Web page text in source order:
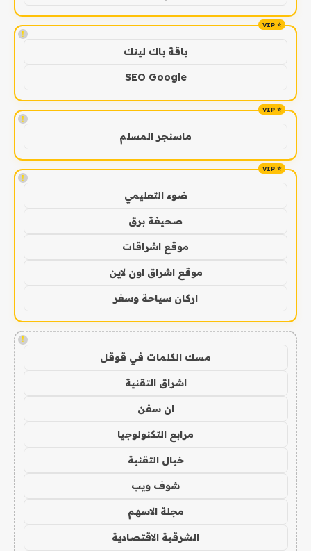
!
باقة باك لينك
SEO Google
!
ماسنجر المسلم
!
ضوء التعليمي
صحيفة برق
موقع اشراقات
موقع اشراق اون لاين
اركان سياحة وسفر
!
مسك الكلمات في قوقل
اشراق التقنية
ان سفن
مرابع التكنولوجيا
خيال التقنية
شوف ويب
مجلة الاسهم
الشرقية الاقتصادية